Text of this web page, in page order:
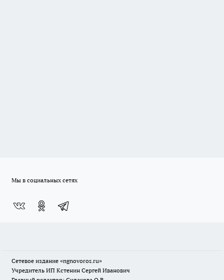
Мы в социальных сетях
Сетевое издание «ngnovoros.ru»
Учредитель ИП Кстенин Сергей Иванович